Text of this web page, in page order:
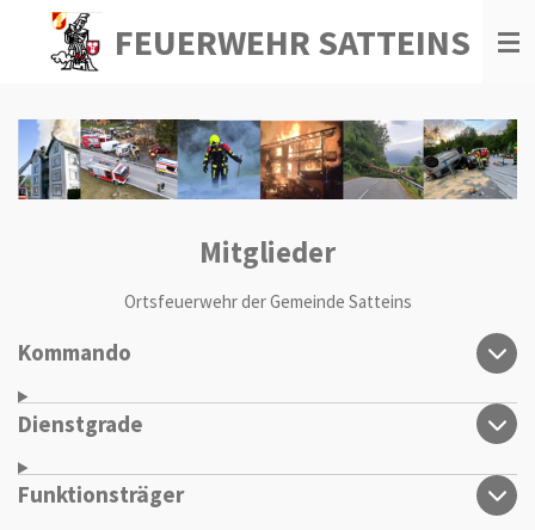
Hauptinhalt
springen
FEUERWEHR SATTEINS
Mitglieder
Ortsfeuerwehr der Gemeinde Satteins
Kommando
Dienstgrade
Funktionsträger